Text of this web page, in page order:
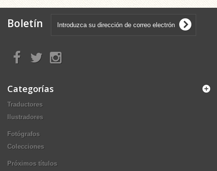
Boletín
Categorías
Traductores
Ilustradores
Fotógrafos
Colecciones
Próximos títulos